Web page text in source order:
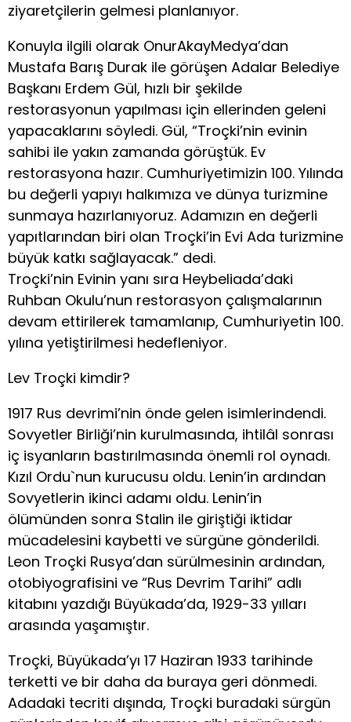
ziyaretçilerin gelmesi planlanıyor.
Konuyla ilgili olarak OnurAkayMedya’dan
Mustafa Barış Durak ile görüşen Adalar Belediye
Başkanı Erdem Gül, hızlı bir şekilde
restorasyonun yapılması için ellerinden geleni
yapacaklarını söyledi. Gül, “Troçki’nin evinin
sahibi ile yakın zamanda görüştük. Ev
restorasyona hazır. Cumhuriyetimizin 100. Yılında
bu değerli yapıyı halkımıza ve dünya turizmine
sunmaya hazırlanıyoruz. Adamızın en değerli
yapıtlarından biri olan Troçki’in Evi Ada turizmine
büyük katkı sağlayacak.” dedi.
Troçki’nin Evinin yanı sıra Heybeliada’daki
Ruhban Okulu’nun restorasyon çalışmalarının
devam ettirilerek tamamlanıp, Cumhuriyetin 100.
yılına yetiştirilmesi hedefleniyor.
Lev Troçki kimdir?
1917 Rus devrimi’nin önde gelen isimlerindendi.
Sovyetler Birliği’nin kurulmasında, ihtilâl sonrası
iç isyanların bastırılmasında önemli rol oynadı.
Kızıl Ordu`nun kurucusu oldu. Lenin’in ardından
Sovyetlerin ikinci adamı oldu. Lenin’in
ölümünden sonra Stalin ile giriştiği iktidar
mücadelesini kaybetti ve sürgüne gönderildi.
Leon Troçki Rusya’dan sürülmesinin ardından,
otobiyografisini ve “Rus Devrim Tarihi” adlı
kitabını yazdığı Büyükada’da, 1929-33 yılları
arasında yaşamıştır.
Troçki, Büyükada’yı 17 Haziran 1933 tarihinde
terketti ve bir daha da buraya geri dönmedi.
Adadaki tecriti dışında, Troçki buradaki sürgün